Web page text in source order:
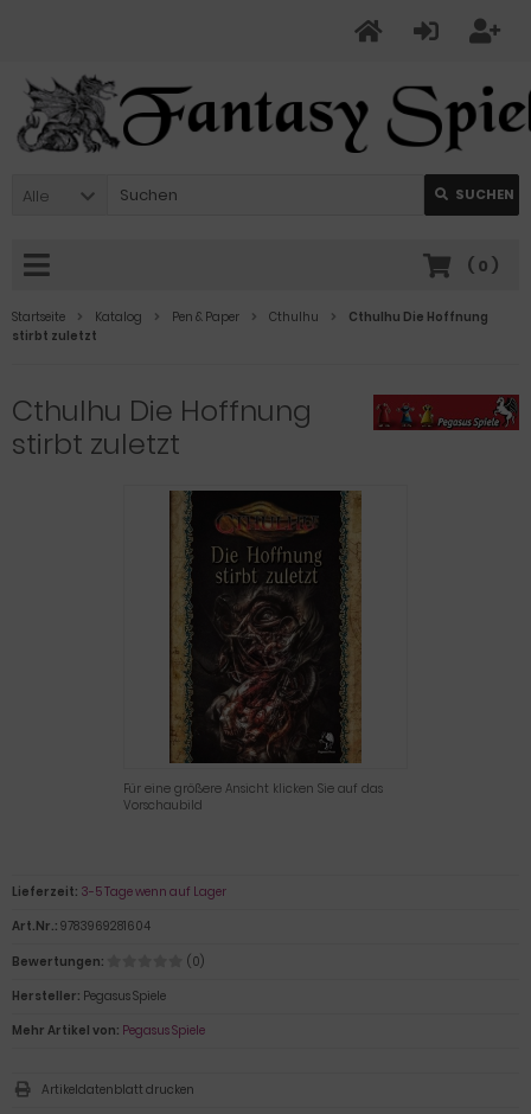
Alle SUCHEN
( 0 )
Startseite Katalog Pen & Paper Cthulhu
Cthulhu Die Hoffnung
stirbt zuletzt
Cthulhu Die Hoffnung
stirbt zuletzt
Für eine größere Ansicht klicken Sie auf das
Vorschaubild
Lieferzeit: 3-5 Tage wenn auf Lager
Art.Nr.: 9783969281604
Bewertungen:
(0)
Hersteller: Pegasus Spiele
Mehr Artikel von: Pegasus Spiele
Artikeldatenblatt drucken